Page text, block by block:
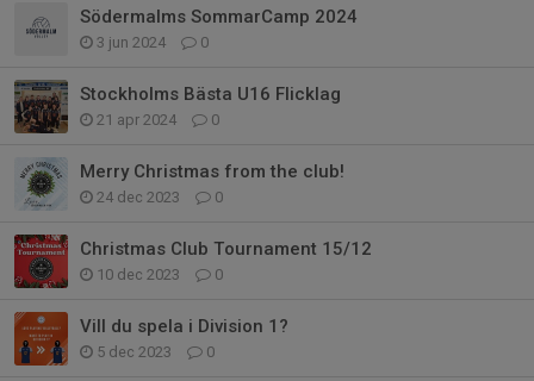
Södermalms SommarCamp 2024
3 jun 2024 0
Stockholms Bästa U16 Flicklag
21 apr 2024 0
Merry Christmas from the club!
24 dec 2023 0
Christmas Club Tournament 15/12
10 dec 2023 0
Vill du spela i Division 1?
5 dec 2023 0